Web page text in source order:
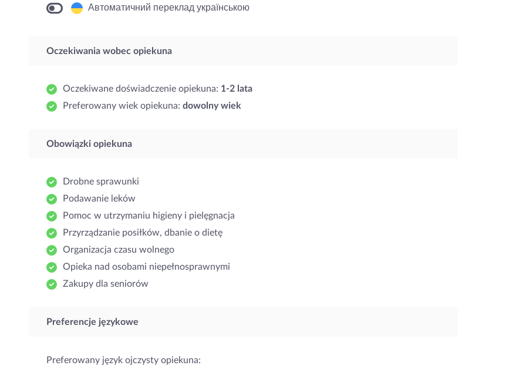
Автоматичний переклад українською
Oczekiwania wobec opiekuna
Oczekiwane doświadczenie opiekuna: 1-2 lata
Preferowany wiek opiekuna: dowolny wiek
Obowiązki opiekuna
Drobne sprawunki
Podawanie leków
Pomoc w utrzymaniu higieny i pielęgnacja
Przyrządzanie posiłków, dbanie o dietę
Organizacja czasu wolnego
Opieka nad osobami niepełnosprawnymi
Zakupy dla seniorów
Preferencje językowe
Preferowany język ojczysty opiekuna: